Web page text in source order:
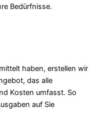
Bedürfnisse.
haben, erstellen wir
das alle
Kosten umfasst. So
auf Sie